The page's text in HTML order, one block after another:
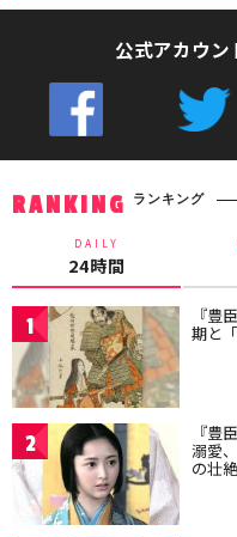
公式アカウン
RANKING ランキング
DAILY
24時間
1 『豊
期と
2 『豊
溺愛
の壮